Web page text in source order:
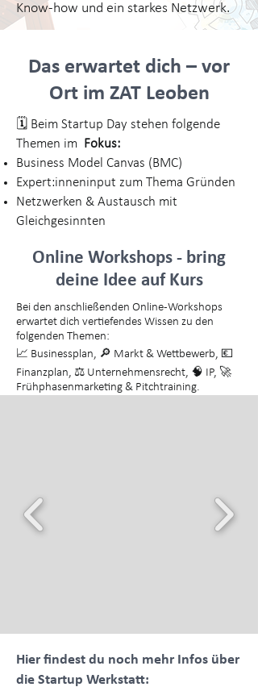
Know-how und ein starkes Netzwerk.
Das erwartet dich – vor
Ort im ZAT Leoben
🗓️ Beim Startup Day stehen folgende
Themen im
Fokus:
Business Model Canvas (BMC)
Expert:inneninput zum Thema Gründen
Netzwerken & Austausch mit
Gleichgesinnten
Online Workshops - bring
deine Idee auf Kurs
Bei den anschließenden Online-Workshops
erwartet dich vertiefendes Wissen zu den
folgenden Themen:
📈 Businessplan, 🔎 Markt & Wettbewerb, 💶
Finanzplan, ⚖️ Unternehmensrecht, 🧠 IP, 🚀
Frühphasenmarketing & Pitchtraining.
Hier findest du noch mehr Infos über
die Startup Werkstatt: